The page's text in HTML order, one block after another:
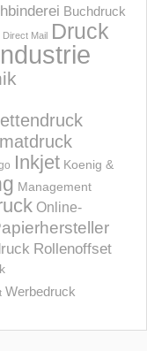
Buchdruck
Direct Mail Druck
Inkjet Koenig &
Management
Online-
Rollenoffset
Werbedruck